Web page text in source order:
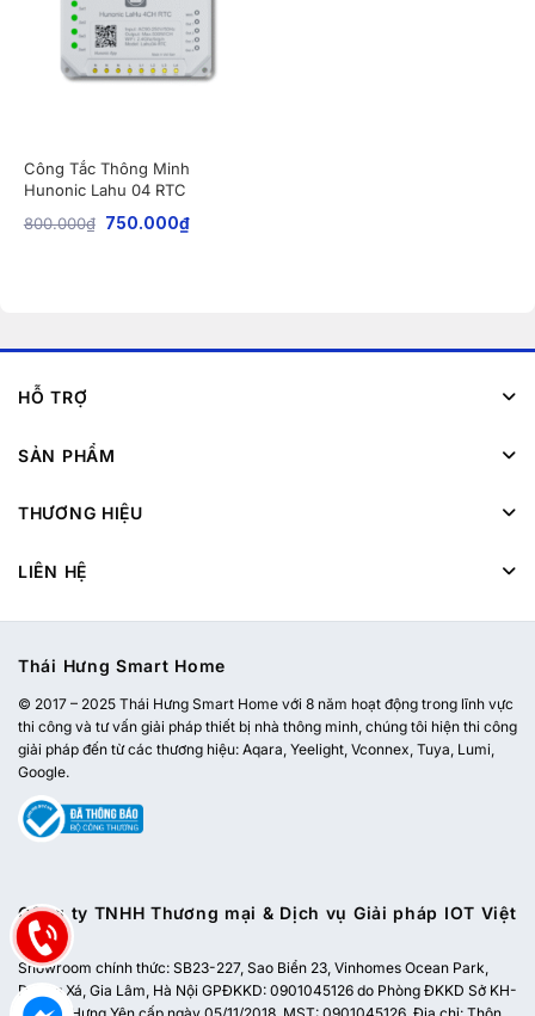
Công Tắc Thông Minh
Hunonic Lahu 04 RTC
800.000₫ 750.000₫
HỖ TRỢ
SẢN PHẨM
THƯƠNG HIỆU
LIÊN HỆ
Thái Hưng Smart Home
© 2017 – 2025 Thái Hưng Smart Home với 8 năm hoạt động trong lĩnh vực
thi công và tư vấn giải pháp thiết bị nhà thông minh, chúng tôi hiện thi công
giải pháp đến từ các thương hiệu: Aqara, Yeelight, Vconnex, Tuya, Lumi,
Google.
Công ty TNHH Thương mại & Dịch vụ Giải pháp IOT Việt
Nam
Showroom chính thức: SB23-227, Sao Biển 23, Vinhomes Ocean Park,
Dương Xá, Gia Lâm, Hà Nội GPĐKKD: 0901045126 do Phòng ĐKKD Sở KH-